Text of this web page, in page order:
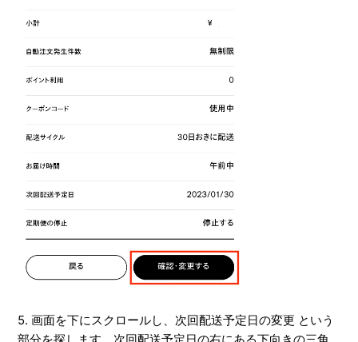
5. 画面を下にスクロールし、次回配送予定日の変更 という